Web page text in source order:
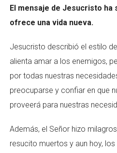
El mensaje de Jesucristo
ofrece una vida nueva.
Jesucristo describió el estilo
alienta amar a los enemigos,
por todas nuestras
preocuparse y confiar en que
proveerá para nuestras
Además, el Señor hizo
resucito muertos y aun hoy,